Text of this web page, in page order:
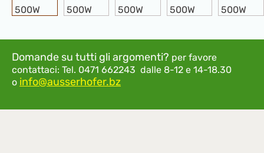
Domande su tutti gli argomenti? per favore
contattaci: Tel. 0471 662243 dalle 8-12 e 14-18.30
o info@ausserhofer.bz